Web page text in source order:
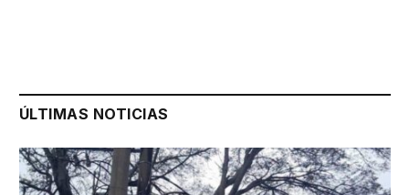
ÚLTIMAS NOTICIAS